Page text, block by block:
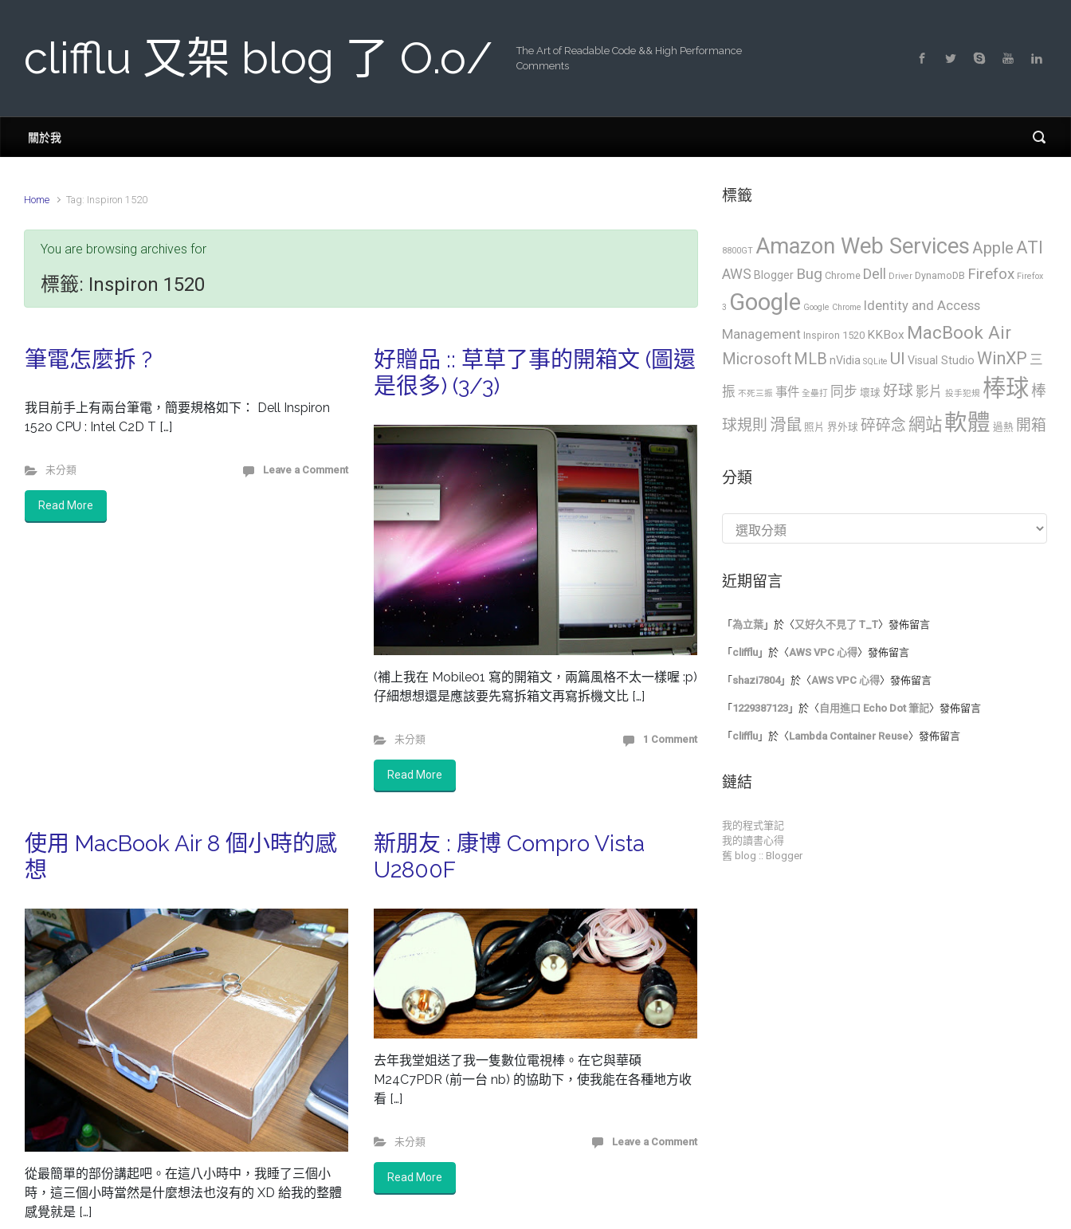
clifflu 又架 blog 了 O.o/
The Art of Readable Code && High Performance
Comments
關於我
Home Tag: Inspiron 1520
You are browsing archives for
標籤: Inspiron 1520
筆電怎麼拆 ?
我目前手上有兩台筆電，簡要規格如下： Dell Inspiron
1520 CPU : Intel C2D T […]
未分類 Leave a Comment
Read More
好贈品 :: 草草了事的開箱文 (圖還
是很多) (3/3)
(補上我在 Mobile01 寫的開箱文，兩篇風格不太一樣喔 :p)
仔細想想還是應該要先寫拆箱文再寫拆機文比 […]
未分類 1 Comment
Read More
使用 MacBook Air 8 個小時的感
想
從最簡單的部份講起吧。在這八小時中，我睡了三個小
時，這三個小時當然是什麼想法也沒有的 XD 給我的整體
感覺就是 […]
新朋友 : 康博 Compro Vista
U2800F
去年我堂姐送了我一隻數位電視棒。在它與華碩
M24C7PDR (前一台 nb) 的協助下，使我能在各種地方收
看 […]
未分類 Leave a Comment
Read More
標籤
8800GT Amazon Web Services AppleATI
AWS Blogger Bug Chrome Dell Driver DynamoDB Firefox Firefox
3 Google Google Chrome
Identity and Access
Management Inspiron 1520 KKBox MacBook Air
Microsoft MLB nVidia SQLite UI Visual Studio WinXP 三
振 不死三振 事件 全壘打 同步 壞球 好球 影片 投手犯規 棒球棒
球規則 滑鼠 照片 界外球 碎碎念 網站軟體 過熱 開箱
分類
近期留言
「 為立葉 」於〈又好久不見了 T_T〉發佈留言
「 clifflu 」於〈AWS VPC 心得〉發佈留言
「 shazi7804」於〈AWS VPC 心得〉發佈留言
「 1229387123 」於〈 自用進口 Echo Dot 筆記〉發佈留言
「 clifflu 」於〈Lambda Container Reuse〉發佈留言
鏈結
我的程式筆記
我的讀書心得
舊 blog :: Blogger